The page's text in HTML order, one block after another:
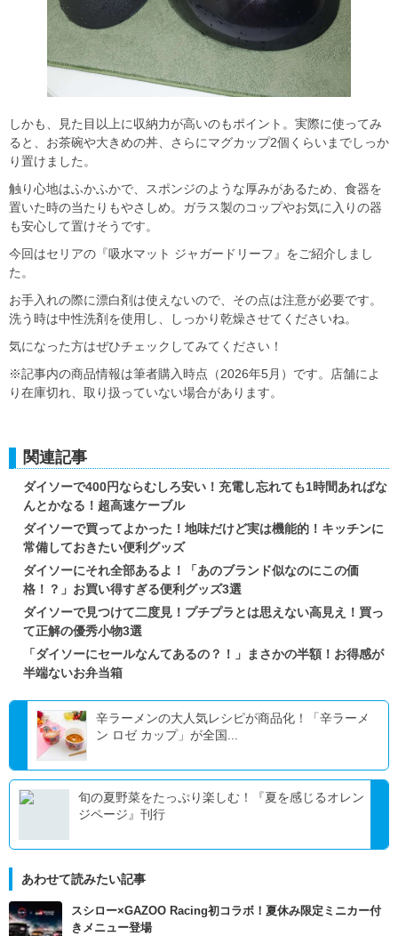
しかも、見た目以上に収納力が高いのもポイント。実際に使ってみ
ると、お茶碗や大きめの丼、さらにマグカップ2個くらいまでしっか
り置けました。
触り心地はふかふかで、スポンジのような厚みがあるため、食器を
置いた時の当たりもやさしめ。ガラス製のコップやお気に入りの器
も安心して置けそうです。
今回はセリアの『吸水マット ジャガードリーフ』をご紹介しまし
た。
お手入れの際に漂白剤は使えないので、その点は注意が必要です。
洗う時は中性洗剤を使用し、しっかり乾燥させてくださいね。
気になった方はぜひチェックしてみてください！
※記事内の商品情報は筆者購入時点（2026年5月）です。店舗によ
り在庫切れ、取り扱っていない場合があります。
関連記事
ダイソーで400円ならむしろ安い！充電し忘れても1時間あればな
んとかなる！超高速ケーブル
ダイソーで買ってよかった！地味だけど実は機能的！キッチンに
常備しておきたい便利グッズ
ダイソーにそれ全部あるよ！「あのブランド似なのにこの価
格！？」お買い得すぎる便利グッズ3選
ダイソーで見つけて二度見！プチプラとは思えない高見え！買っ
て正解の優秀小物3選
「ダイソーにセールなんてあるの？！」まさかの半額！お得感が
半端ないお弁当箱
辛ラーメンの大人気レシピが商品化！「辛ラーメ
ン ロゼ カップ」が全国...
旬の夏野菜をたっぷり楽しむ！『夏を感じるオレン
ジページ』刊行
あわせて読みたい記事
スシロー×GAZOO Racing初コラボ！夏休み限定ミニカー付
きメニュー登場